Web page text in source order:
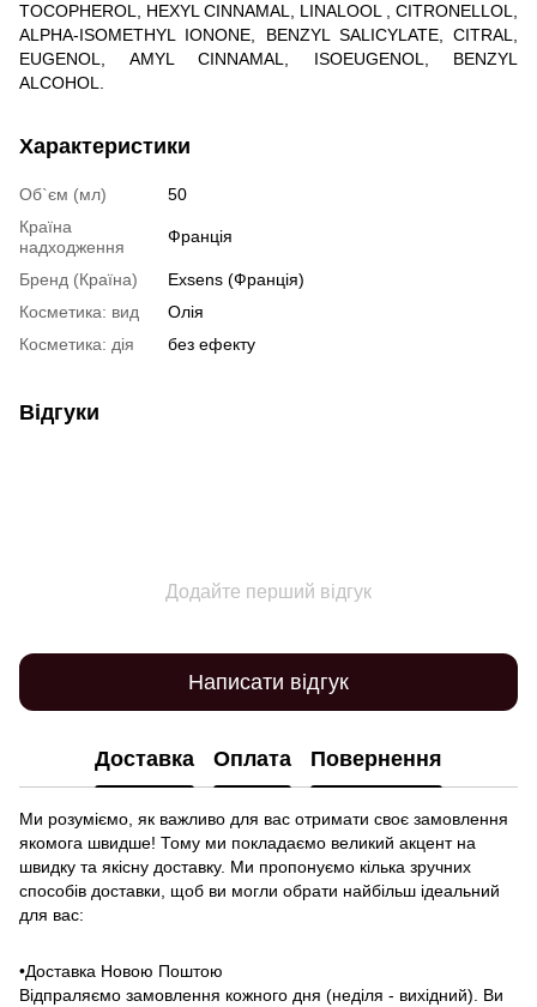
TOCOPHEROL, HEXYL CINNAMAL, LINALOOL , CITRONELLOL,
ALPHA-ISOMETHYL IONONE, BENZYL SALICYLATE, CITRAL,
EUGENOL, AMYL CINNAMAL, ISOEUGENOL, BENZYL
ALCOHOL.
Характеристики
Об`єм (мл)
50
Країна
надходження
Франція
Бренд (Країна)
Exsens (Франція)
Косметика: вид
Олія
Косметика: дія
без ефекту
Відгуки
Додайте перший відгук
Написати відгук
Доставка Оплата Повернення
Ми розуміємо, як важливо для вас отримати своє замовлення
якомога швидше! Тому ми покладаємо великий акцент на
швидку та якісну доставку. Ми пропонуємо кілька зручних
способів доставки, щоб ви могли обрати найбільш ідеальний
для вас:
•Доставка Новою Поштою
Відпраляємо замовлення кожного дня (неділя - вихідний). Ви